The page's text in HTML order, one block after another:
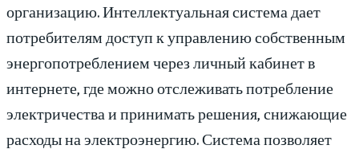
организацию. Интеллектуальная система дает
потребителям доступ к управлению собственным
энергопотреблением через личный кабинет в
интернете, где можно отслеживать потребление
электричества и принимать решения, снижающие
расходы на электроэнергию. Система позволяет